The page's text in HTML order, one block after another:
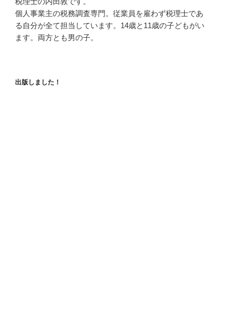
個人事業主の税務調査専門。従業員を雇わず税理士であ
る自分が全て担当しています。14歳と11歳の子どもがい
ます。両方とも男の子。
出版しました！